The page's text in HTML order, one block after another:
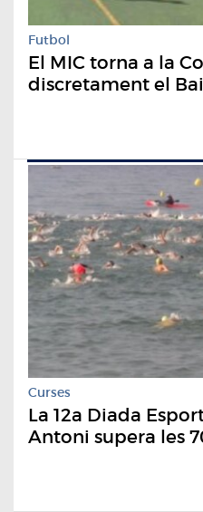
Futbol
El MIC torna a la
discretament el
Curses
La 12a Diada
Antoni supera les